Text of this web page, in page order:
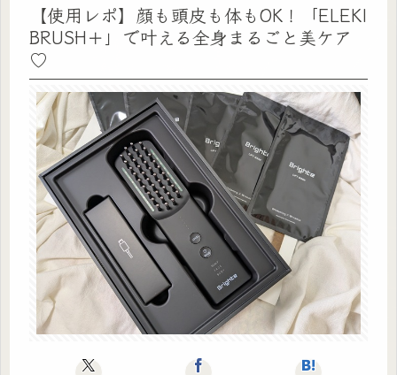
【使用レポ】顔も頭皮も体もOK！「ELEKI
BRUSH＋」で叶える全身まるごと美ケア
♡